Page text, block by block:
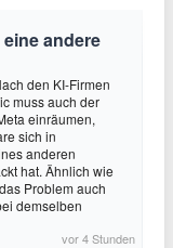
andere
den KI-Firmen
muss auch der
einräumen,
sich in
anderen
hat. Ähnlich wie
Problem auch
demselben
vor 4 Stunden